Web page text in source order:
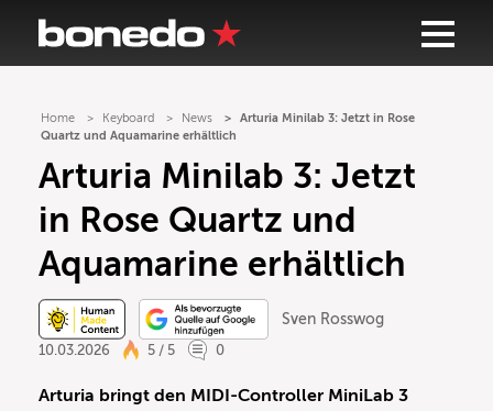
Home Keyboard News
Arturia Minilab 3: Jetzt in Rose
Quartz und Aquamarine erhältlich
Arturia Minilab 3: Jetzt
in Rose Quartz und
Aquamarine erhältlich
Sven Rosswog
10.03.2026
5 / 5 0
Arturia bringt den MIDI-Controller MiniLab 3